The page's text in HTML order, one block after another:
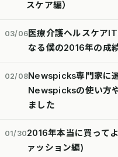
スケア編）
03/06医療介護ヘルスケア
なる僕の2016年の成
02/08Newspicks専門家に
Newspicksの使い方
ました
01/302016年本当に買って
ァッション編)